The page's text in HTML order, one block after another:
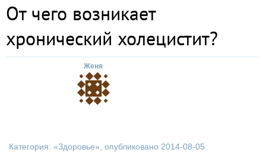
От чего возникает
хронический холецистит?
Женя
Категория: «Здоровье», опубликовано 2014-08-05